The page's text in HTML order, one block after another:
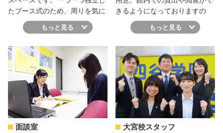
たブース式のため、周りを気に
せず集中して指導を受けること
ができます。個別指導コースは
ラムを作成し授業を行います。
大学受験対策はもちろん、学校
の定期テスト対策、高卒認定試
験対策、学校推薦・総合型選抜
の志望理由書の添削指導など、
様々なニーズに合わせた指導が
可能です。
もっと見る
きるようになっておりますの
で、志望校対策に大活躍です！
もっと見る
面談室 大宮校スタッフ